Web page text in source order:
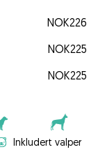
NOK226
NOK225
NOK225
Inkludert valper